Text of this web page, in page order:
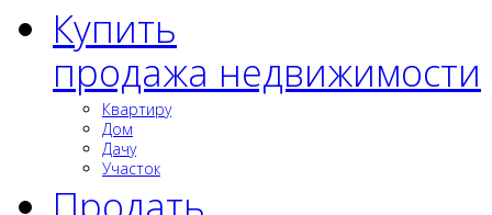
Купить
продажа недвижимости
Квартиру
Дом
Дачу
Участок